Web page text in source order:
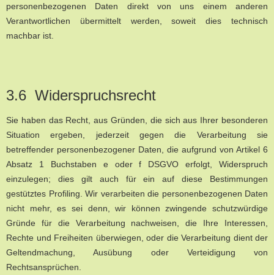
personenbezogenen Daten direkt von uns einem anderen
Verantwortlichen übermittelt werden, soweit dies technisch
machbar ist.
3.6 Widerspruchsrecht
Sie haben das Recht, aus Gründen, die sich aus Ihrer besonderen
Situation ergeben, jederzeit gegen die Verarbeitung sie
betreffender personenbezogener Daten, die aufgrund von Artikel 6
Absatz 1 Buchstaben e oder f DSGVO erfolgt, Widerspruch
einzulegen; dies gilt auch für ein auf diese Bestimmungen
gestütztes Profiling. Wir verarbeiten die personenbezogenen Daten
nicht mehr, es sei denn, wir können zwingende schutzwürdige
Gründe für die Verarbeitung nachweisen, die Ihre Interessen,
Rechte und Freiheiten überwiegen, oder die Verarbeitung dient der
Geltendmachung, Ausübung oder Verteidigung von
Rechtsansprüchen.